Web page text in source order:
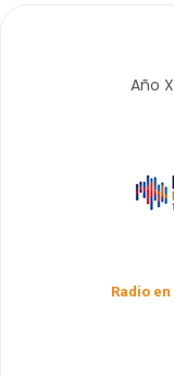
Año
Radio